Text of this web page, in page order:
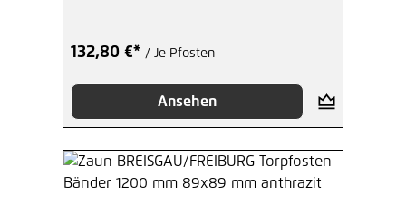
132,80 €* / Je Pfosten
Ansehen